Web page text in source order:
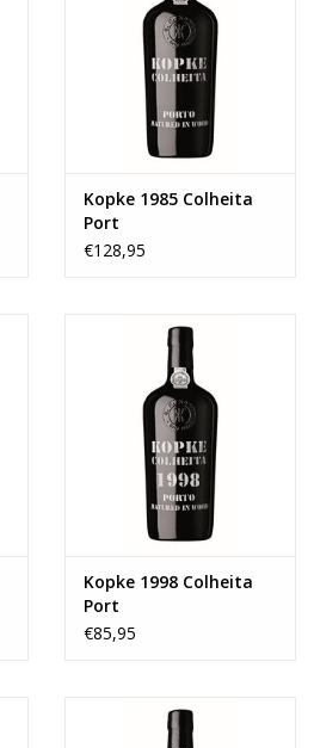
Kopke 1985 Colheita
Port
€128,95
Kopke 1998 Colheita
Port
€85,95